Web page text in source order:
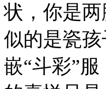
状，你是
似的是瓷
嵌“斗彩”